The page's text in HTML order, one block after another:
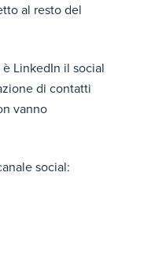
al resto del
LinkedIn il social
di contatti
vanno
social: